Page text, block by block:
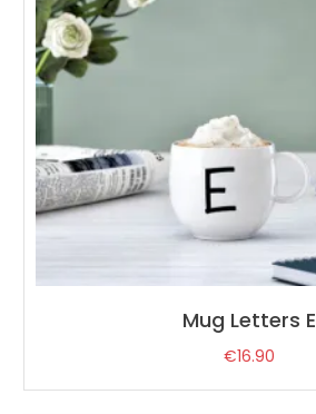
Mug Letters E
€16.90